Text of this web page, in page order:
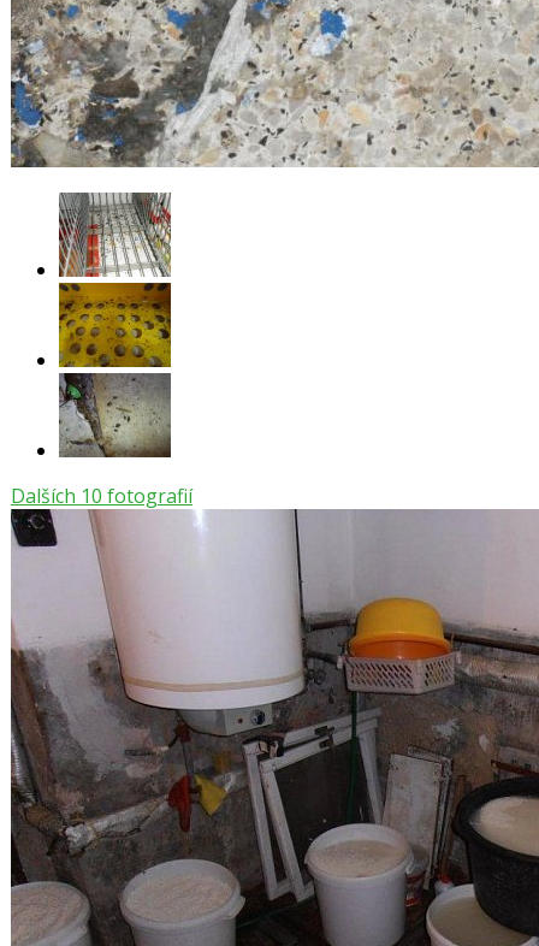
Dalších 10 fotografií